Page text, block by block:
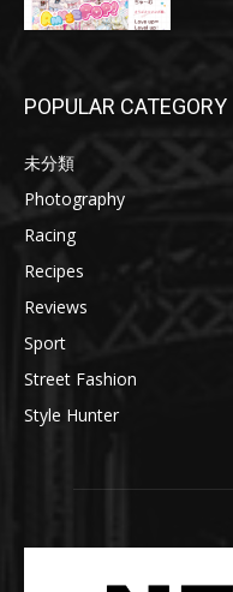
POPULAR CATEGORY
未分類
Photography
Racing
Recipes
Reviews
Sport
Street Fashion
Style Hunter